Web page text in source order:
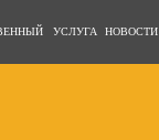
УСЛУГА НОВОСТИ